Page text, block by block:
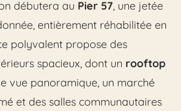
débutera au Pier 57, une jetée
entièrement réhabilitée en
polyvalent propose des
spacieux, dont un rooftop
vue panoramique, un marché
et des salles communautaires